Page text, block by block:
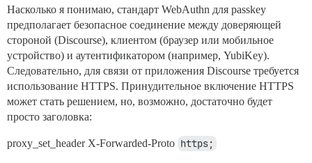
Насколько я понимаю, стандарт WebAuthn для passkey
предполагает безопасное соединение между доверяющей
стороной (Discourse), клиентом (браузер или мобильное
устройство) и аутентификатором (например, YubiKey).
Следовательно, для связи от приложения Discourse требуется
использование HTTPS. Принудительное включение HTTPS
может стать решением, но, возможно, достаточно будет
просто заголовка:
proxy_set_header X-Forwarded-Proto https;